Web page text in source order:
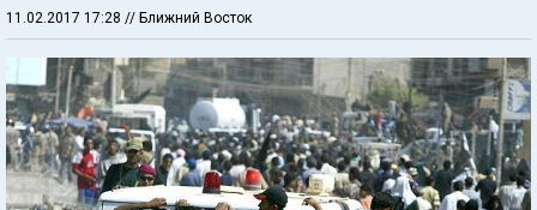
11.02.2017 17:28 // Ближний Восток